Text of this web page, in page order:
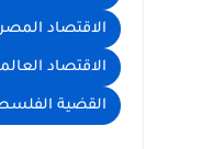
الاقتصاد
الاقتصاد
القضية